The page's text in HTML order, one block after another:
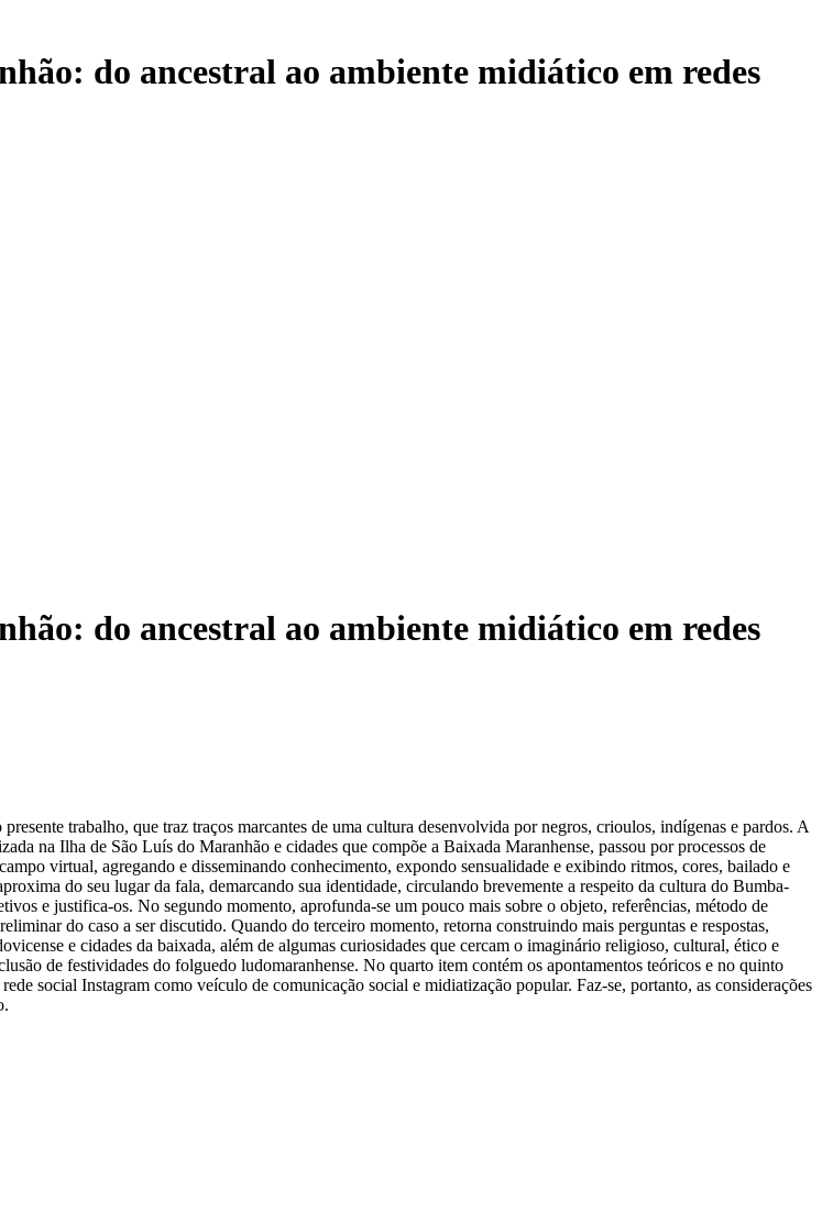
do ancestral ao ambiente midiático em redes
do ancestral ao ambiente midiático em redes
trabalho, que traz traços marcantes de uma cultura desenvolvida por negros, crioulos, indígenas e pardos. A
na Ilha de São Luís do Maranhão e cidades que compõe a Baixada Maranhense, passou por processos de
virtual, agregando e disseminando conhecimento, expondo sensualidade e exibindo ritmos, cores, bailado e
do seu lugar da fala, demarcando sua identidade, circulando brevemente a respeito da cultura do Bumba-
e justifica-os. No segundo momento, aprofunda-se um pouco mais sobre o objeto, referências, método de
do caso a ser discutido. Quando do terceiro momento, retorna construindo mais perguntas e respostas,
e cidades da baixada, além de algumas curiosidades que cercam o imaginário religioso, cultural, ético e
de festividades do folguedo ludomaranhense. No quarto item contém os apontamentos teóricos e no quinto
social Instagram como veículo de comunicação social e midiatização popular. Faz-se, portanto, as considerações